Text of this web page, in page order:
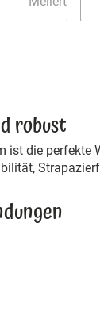
robust
die